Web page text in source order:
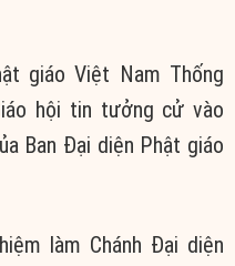
giáo Việt Nam Thống
hội tin tưởng cử vào
Ban Đại diện Phật giáo
làm Chánh Đại diện